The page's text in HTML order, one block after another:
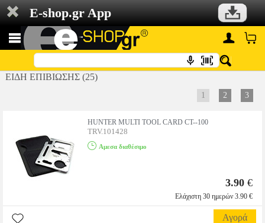
E-shop.gr App
ΕΙΔΗ ΕΠΙΒΙΩΣΗΣ (25)
1 2 3
HUNTER MULTI TOOL CARD CT--100
TRV.101428
Αμεσα διαθέσιμο
3.90 €
Ελάχιστη 30 ημερών 3.90 €
Αγορά